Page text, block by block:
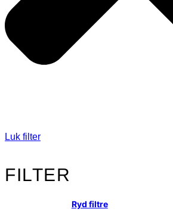
Luk filter
FILTER
Ryd filtre